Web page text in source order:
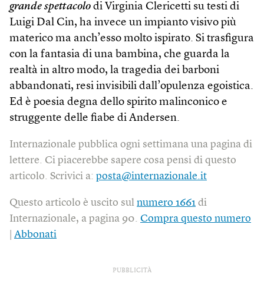
grande spettacolo di Virginia Clericetti su testi di
Luigi Dal Cin, ha invece un impianto visivo più
materico ma anch’esso molto ispirato. Si trasfigura
con la fantasia di una bambina, che guarda la
realtà in altro modo, la tragedia dei barboni
abbandonati, resi invisibili dall’opulenza egoistica.
Ed è poesia degna dello spirito malinconico e
struggente delle fiabe di Andersen.
Internazionale pubblica ogni settimana una pagina di
lettere. Ci piacerebbe sapere cosa pensi di questo
articolo. Scrivici a: posta@internazionale.it
Questo articolo è uscito sul numero 1661 di
Internazionale, a pagina 90. Compra questo numero
Abbonati
PUBBLICITÀ